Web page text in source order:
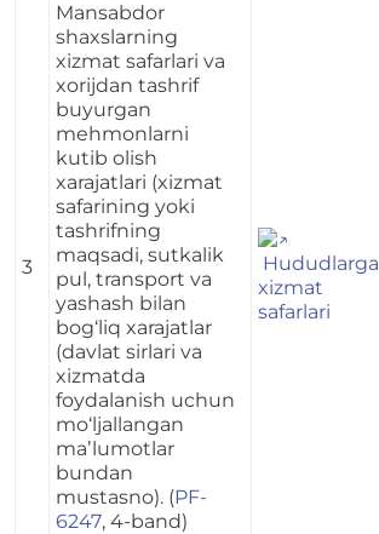
3
Mansabdor
shaxslarning
xizmat safarlari va
xorijdan tashrif
buyurgan
mehmonlarni
kutib olish
xarajatlari (xizmat
safarining yoki
tashrifning
maqsadi, sutkalik
pul, transport va
yashash bilan
bog‘liq xarajatlar
(davlat sirlari va
xizmatda
foydalanish uchun
mo‘ljallangan
maʼlumotlar
bundan
mustasno). (PF-
6247, 4-band)
Hududlarga
xizmat
safarlari